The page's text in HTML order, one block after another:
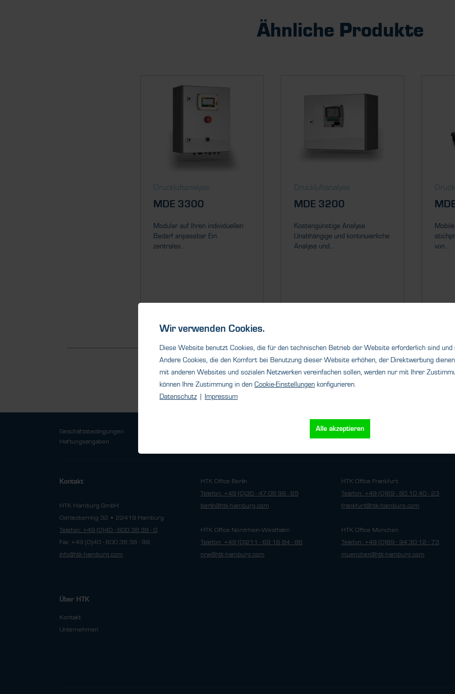
Ähnliche Produkte
Druckluftanalyse
MDE 3300
Modular auf Ihren individuellen
Bedarf anpassbar Ein
zentrales...
Druckluftanalyse
MDE 3200
Kostengünstige Analyse
Unabhängige und kontinuierliche
Analyse und...
von...
Geschäftsbedingungen
Haftungsangaben
Kontakt
HTK Hamburg GmbH
Oehleckerring 32 • 22419 Hamburg
Telefon: +49 (0)40 - 600 38 38 - 0
Fax: +49 (0)40 - 600 38 38 - 99
info@htk-hamburg.com
HTK Office Berlin
Telefon: +49 (0)30 - 47 08 99 - 65
berlin@htk-hamburg.com
HTK Office Nordrhein-Westfalen
Telefon: +49 (0)211 - 69 16 84 - 86
nrw@htk-hamburg.com
HTK Office Frankfurt
Telefon: +49 (0)69 - 80 10 40 - 23
frankfurt@htk-hamburg.com
HTK Office München
Telefon: +49 (0)89 - 94 30 12 - 73
muenchen@htk-hamburg.com
Über HTK
Kontakt
Unternehmen
Wir verwenden Cookies.
Diese Website benutzt Cookies, die für den technischen Betrieb der Website erforderlich sind
Andere Cookies, die den Komfort bei Benutzung dieser Website erhöhen, der Direktwerbung
mit anderen Websites und sozialen Netzwerken vereinfachen sollen, werden nur mit Ihrer
können Ihre Zustimmung in den Cookie-Einstellungen konfigurieren.
Datenschutz | Impressum
Alle akzeptieren